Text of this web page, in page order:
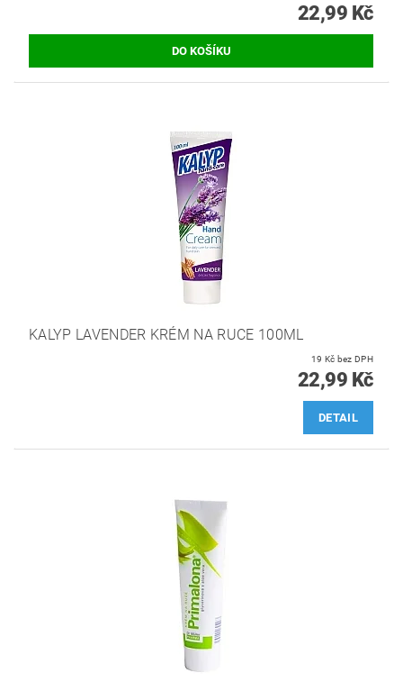
22,99 Kč
KALYP LAVENDER KRÉM NA RUCE 100ML
19 Kč bez DPH
22,99 Kč
DETAIL